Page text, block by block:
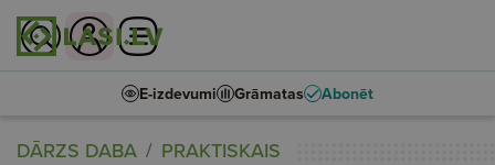
E-izdevumi Grāmatas Abonēt
DĀRZS DABA PRAKTISKAIS